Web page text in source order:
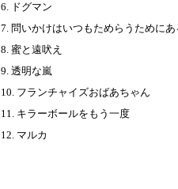
6. ドグマン
7. 問いかけはいつもためらうためにあ
8. 蜜と遠吠え
9. 透明な嵐
10. フランチャイズおばあちゃん
11. キラーボールをもう一度
12. マルカ